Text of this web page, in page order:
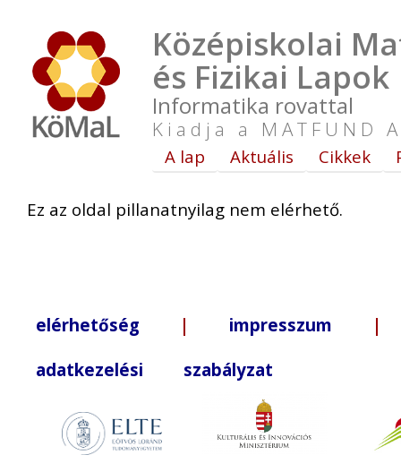
Középiskolai
és Fizikai Lapok
Informatika rovattal
Kiadja a MATFUND
A lap Aktuális Cikkek
Ez az oldal pillanatnyilag nem elérhető.
elérhetőség | impresszum |
adatkezelési szabályzat